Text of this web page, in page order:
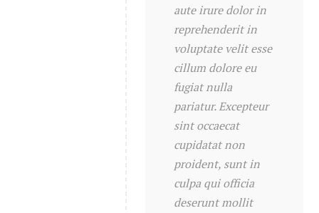
aute irure dolor in
reprehenderit in
voluptate velit esse
cillum dolore eu
fugiat nulla
pariatur. Excepteur
sint occaecat
cupidatat non
proident, sunt in
culpa qui officia
deserunt mollit